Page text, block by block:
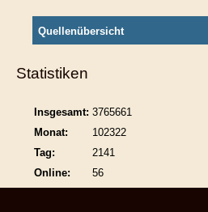
Quellenübersicht
Statistiken
Online: 56
Insgesamt: 3765661
Monat:
102322
Tag:
2141